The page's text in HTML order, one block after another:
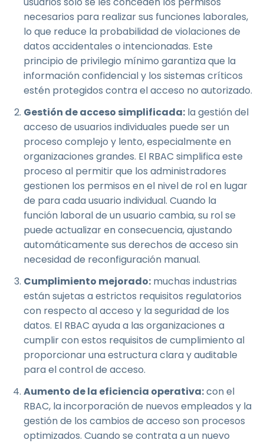
necesarios para realizar sus funciones laborales,
lo que reduce la probabilidad de violaciones de
datos accidentales o intencionadas. Este
principio de privilegio mínimo garantiza que la
información confidencial y los sistemas críticos
estén protegidos contra el acceso no autorizado.
Gestión de acceso simplificada: la gestión del
acceso de usuarios individuales puede ser un
proceso complejo y lento, especialmente en
organizaciones grandes. El RBAC simplifica este
proceso al permitir que los administradores
gestionen los permisos en el nivel de rol en lugar
de para cada usuario individual. Cuando la
función laboral de un usuario cambia, su rol se
puede actualizar en consecuencia, ajustando
automáticamente sus derechos de acceso sin
necesidad de reconfiguración manual.
Cumplimiento mejorado: muchas industrias
están sujetas a estrictos requisitos regulatorios
con respecto al acceso y la seguridad de los
datos. El RBAC ayuda a las organizaciones a
cumplir con estos requisitos de cumplimiento al
proporcionar una estructura clara y auditable
para el control de acceso.
Aumento de la eficiencia operativa:con el
RBAC, la incorporación de nuevos empleados y la
gestión de los cambios de acceso son procesos
optimizados. Cuando se contrata a un nuevo